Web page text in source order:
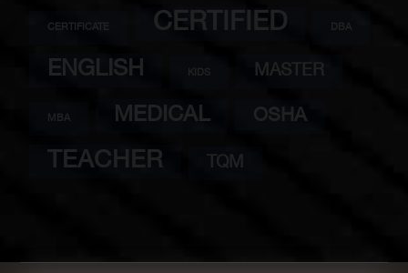
CERTIFICATE CERTIFIED DBA
ENGLISH KIDS MASTER
MBA MEDICAL OSHA
TEACHER TQM